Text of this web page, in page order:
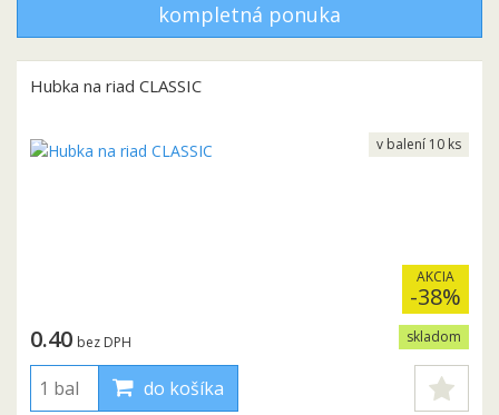
kompletná ponuka
Hubka na riad CLASSIC
AKCIA
-38%
skladom
0.40 bez DPH
do košíka
v balení 10 ks